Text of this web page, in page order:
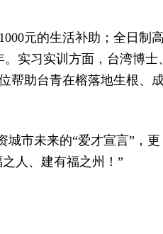
元的生活补助；全日制高
实习实训方面，台湾博士、
帮助台青在榕落地生根、
城市未来的“爱才宣言”，更
人、建有福之州！”